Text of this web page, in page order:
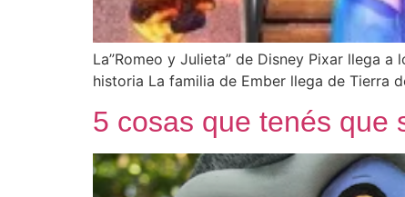
La”Romeo y Julieta” de Disney Pixar llega
historia La familia de Ember llega de Tierra
5 cosas que tenés que